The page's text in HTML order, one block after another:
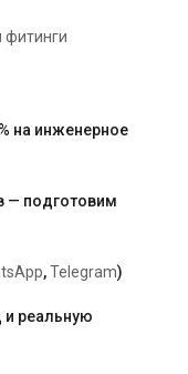
фитинги
на инженерное
— подготовим
,Telegram)
и реальную